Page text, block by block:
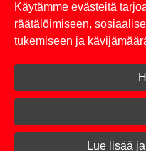
Toimitus-
©
Käytämme evästeitä
räätälöimiseen,
tukemiseen ja
Lue lisää